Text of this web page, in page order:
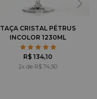
TAÇA CRISTAL PÉTRUS
INCOLOR 1230ML
R$ 134,10
2x de R$ 74,50